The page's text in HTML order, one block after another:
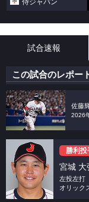
侍ジャパン
試合速報
この試合のレポー
佐藤
2026
勝利投
宮城 大
左投左打
オリック